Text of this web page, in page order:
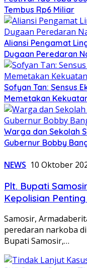
Tembus Rp6 Miliar
Aliansi Pengamat
Dugaan Peredaran
Sofyan Tan: Sensus
Memetakan
Warga dan Sekolah
Gubernur Bobby
NEWS 10 Oktober
Plt. Bupati
Kepolisian
Samosir,
peredaran narkoba
Bupati Samosir,…